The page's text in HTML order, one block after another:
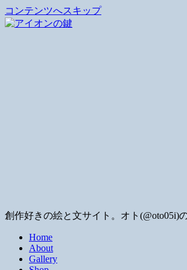
コンテンツへスキップ
創作好きの絵と文サイト。オト
Home
About
Gallery